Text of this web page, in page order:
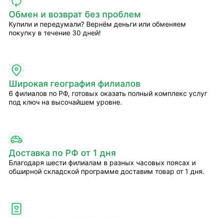
Обмен и возврат без проблем
Купили и передумали? Вернём деньги или обменяем
покупку в течение 30 дней!
Широкая география филиалов
6 филиалов по РФ, готовых оказать полный комплекс услуг
под ключ на высочайшем уровне.
Доставка по РФ от 1 дня
Благодаря шести филиалам в разных часовых поясах и
обширной складской программе доставим товар от 1 дня.